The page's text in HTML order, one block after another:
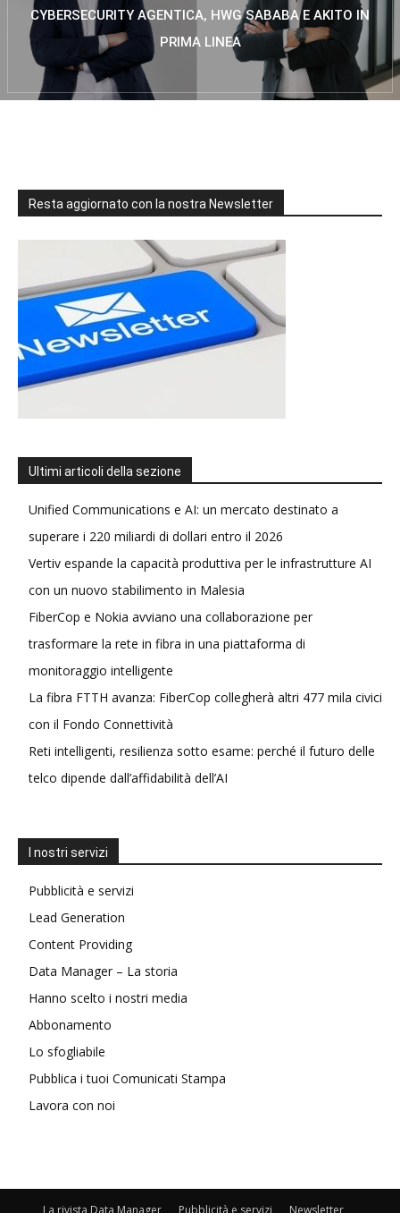
CYBERSECURITY AGENTICA, HWG SABABA E AKITO IN
PRIMA LINEA
Resta aggiornato con la nostra Newsletter
Ultimi articoli della sezione
Unified Communications e AI: un mercato destinato a
superare i 220 miliardi di dollari entro il 2026
Vertiv espande la capacità produttiva per le infrastrutture AI
con un nuovo stabilimento in Malesia
FiberCop e Nokia avviano una collaborazione per
trasformare la rete in fibra in una piattaforma di
monitoraggio intelligente
La fibra FTTH avanza: FiberCop collegherà altri 477 mila civici
con il Fondo Connettività
Reti intelligenti, resilienza sotto esame: perché il futuro delle
telco dipende dall’affidabilità dell’AI
I nostri servizi
Pubblicità e servizi
Lead Generation
Content Providing
Data Manager – La storia
Hanno scelto i nostri media
Abbonamento
Lo sfogliabile
Pubblica i tuoi Comunicati Stampa
Lavora con noi
La rivista Data Manager Pubblicità e servizi Newsletter